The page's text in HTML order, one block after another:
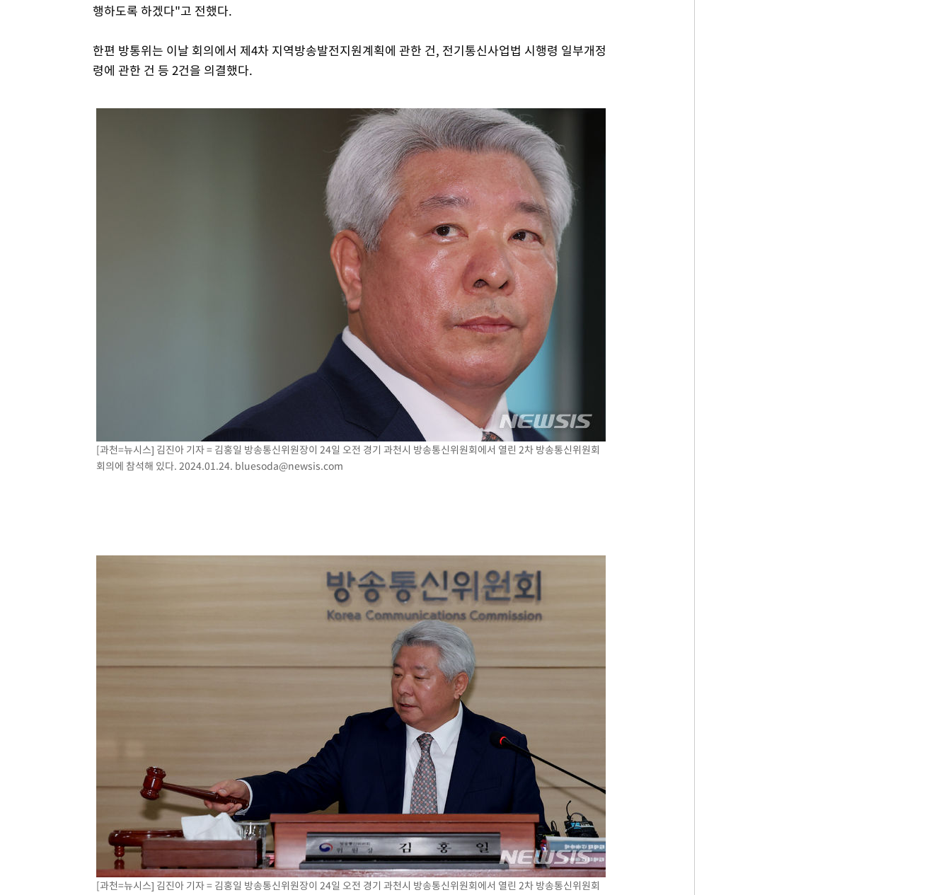
행하도록 하겠다"고 전했다.
한편 방통위는 이날 회의에서 제4차 지역방송발전지원계획에 관한 건, 전기통신사업법 시행령 일부개정
령에 관한 건 등 2건을 의결했다.
[과천=뉴시스] 김진아 기자 = 김홍일 방송통신위원장이 24일 오전 경기 과천시 방송통신위원회에서 열린 2차 방송통신위원회
회의에 참석해 있다. 2024.01.24. bluesoda@newsis.com
[과천=뉴시스] 김진아 기자 = 김홍일 방송통신위원장이 24일 오전 경기 과천시 방송통신위원회에서 열린 2차 방송통신위원회